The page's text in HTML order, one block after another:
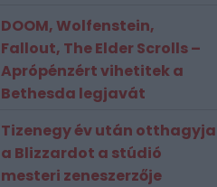
DOOM, Wolfenstein,
Fallout, The Elder Scrolls –
Aprópénzért vihetitek a
Bethesda legjavát
Tizenegy év után otthagyja
a Blizzardot a stúdió
mesteri zeneszerzője